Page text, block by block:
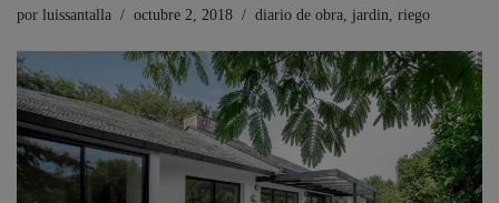
por luissantalla octubre 2, 2018 diario de obra, jardin, riego